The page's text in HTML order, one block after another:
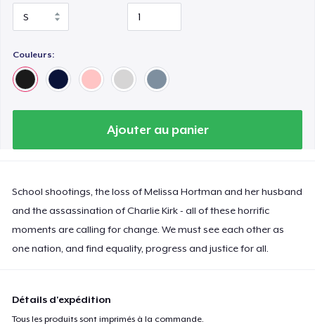
Couleurs:
Ajouter au panier
School shootings, the loss of Melissa Hortman and her husband
and the assassination of Charlie Kirk - all of these horrific
moments are calling for change. We must see each other as
one nation, and find equality, progress and justice for all.
Détails d'expédition
Tous les produits sont imprimés à la commande.